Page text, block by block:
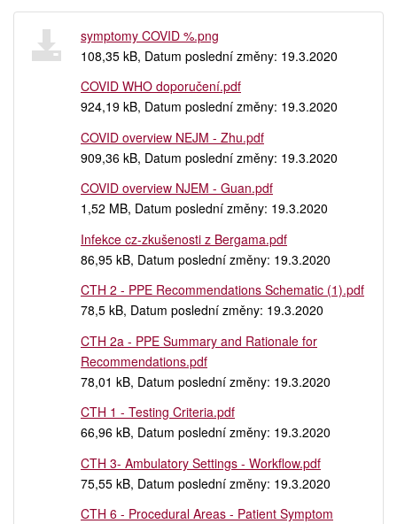
symptomy COVID %.png
108,35 kB, Datum poslední změny: 19.3.2020
COVID WHO doporučení.pdf
924,19 kB, Datum poslední změny: 19.3.2020
COVID overview NEJM - Zhu.pdf
909,36 kB, Datum poslední změny: 19.3.2020
COVID overview NJEM - Guan.pdf
1,52 MB, Datum poslední změny: 19.3.2020
Infekce cz-zkušenosti z Bergama.pdf
86,95 kB, Datum poslední změny: 19.3.2020
CTH 2 - PPE Recommendations Schematic (1).pdf
78,5 kB, Datum poslední změny: 19.3.2020
CTH 2a - PPE Summary and Rationale for
Recommendations.pdf
78,01 kB, Datum poslední změny: 19.3.2020
CTH 1 - Testing Criteria.pdf
66,96 kB, Datum poslední změny: 19.3.2020
CTH 3- Ambulatory Settings - Workflow.pdf
75,55 kB, Datum poslední změny: 19.3.2020
CTH 6 - Procedural Areas - Patient Symptom